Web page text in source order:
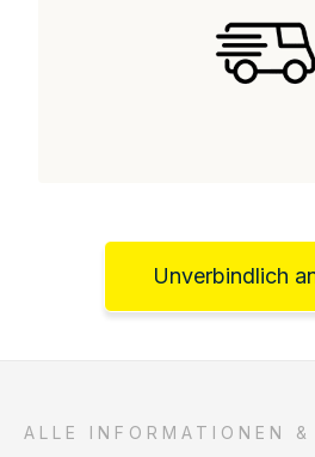
Unverbindlich
ALLE INFORMATIONEN &